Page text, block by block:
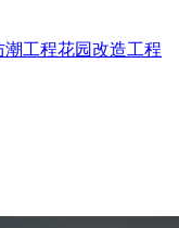
潮工程花园改造工程